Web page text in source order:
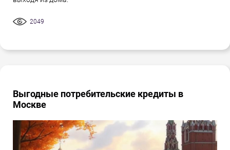
2049
Выгодные потребительские кредиты в
Москве